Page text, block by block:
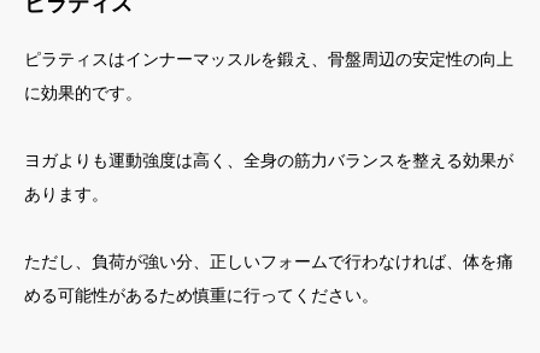
ピラティスはインナーマッスルを鍛え、骨盤周辺の安定性の向上
に効果的です。
ヨガよりも運動強度は高く、全身の筋力バランスを整える効果が
あります。
ただし、負荷が強い分、正しいフォームで行わなければ、体を痛
める可能性があるため慎重に行ってください。